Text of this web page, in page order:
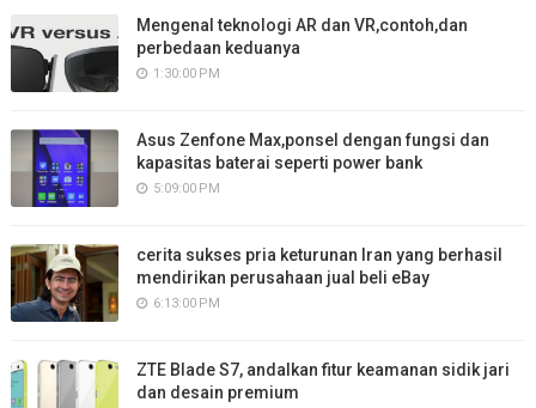
Mengenal teknologi AR dan VR,contoh,dan
perbedaan keduanya
1:30:00 PM
Asus Zenfone Max,ponsel dengan fungsi dan
kapasitas baterai seperti power bank
5:09:00 PM
cerita sukses pria keturunan Iran yang berhasil
mendirikan perusahaan jual beli eBay
6:13:00 PM
ZTE Blade S7, andalkan fitur keamanan sidik jari
dan desain premium